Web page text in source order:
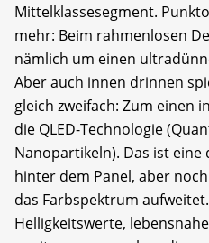
Mittelklassesegment.
mehr: Beim rahmenlosen
nämlich um einen
Aber auch innen drinnen
gleich zweifach: Zum einen
die QLED-Technologie
Nanopartikeln). Das ist
hinter dem Panel, aber
das Farbspektrum
Helligkeitswerte,